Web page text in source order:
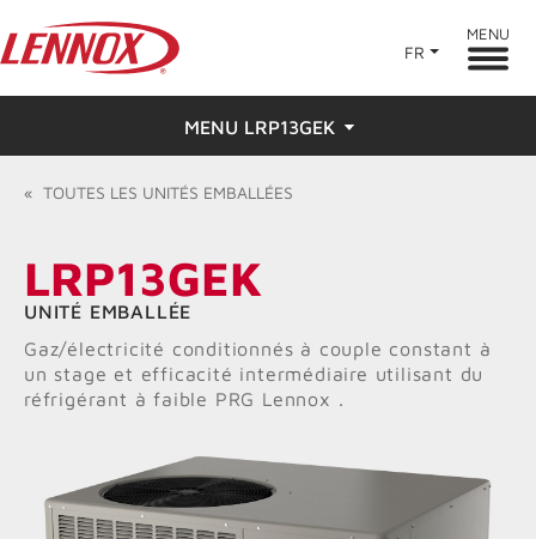
FR
MENU
MENU LRP13GEK
Aperçu
Évaluations
Trouver un dépositaire
« TOUTES LES UNITÉS EMBALLÉES
LRP13GEK
UNITÉ EMBALLÉE
Gaz/électricité conditionnés à couple constant à
un stage et efficacité intermédiaire utilisant du
réfrigérant à faible PRG Lennox .